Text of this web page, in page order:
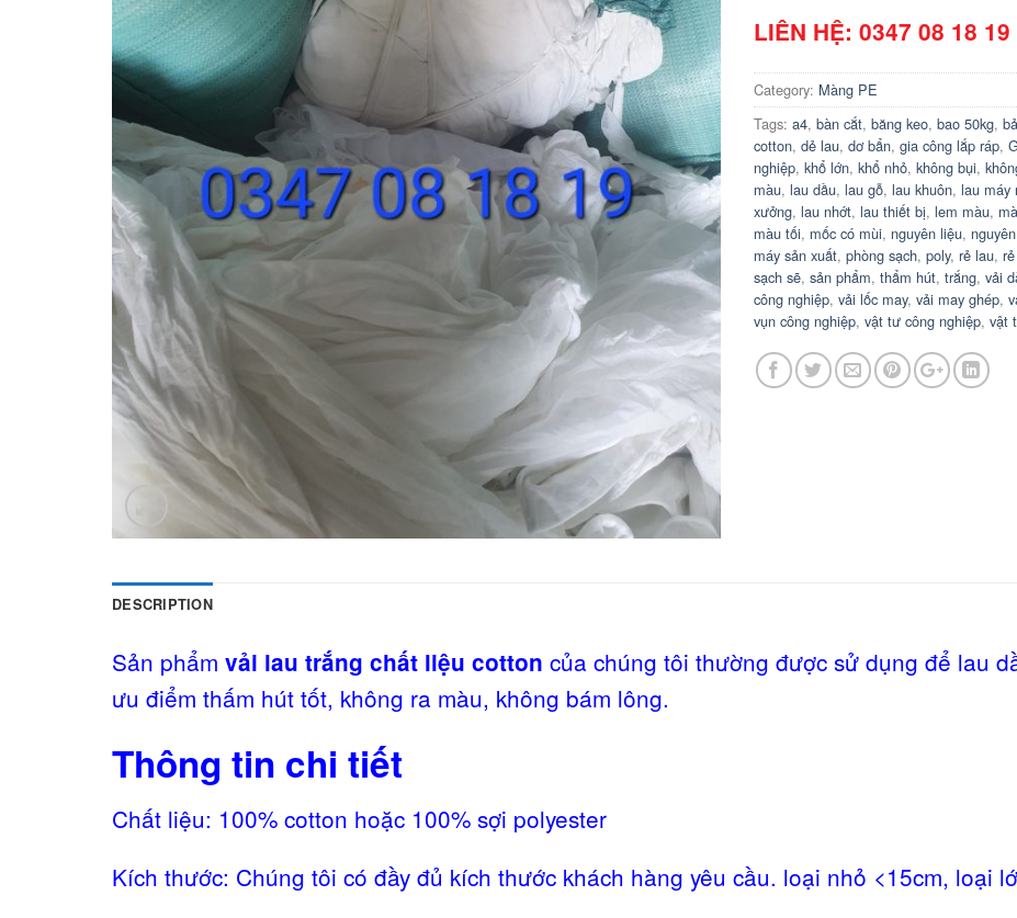
LIÊN HỆ: 0347 08 18 19
Category: Màng PE
Tags: a4, bàn cắt, băng keo, bao 50kg,
cotton, dẻ lau, dơ bẩn, gia công lắp ráp,
nghiệp, khổ lớn, khổ nhỏ, không bụi,
màu, lau dầu, lau gỗ, lau khuôn, lau máy
xưởng, lau nhớt, lau thiết bị, lem màu,
màu tối, mốc có mùi, nguyên liệu,
máy sản xuất, phòng sạch, poly, rẻ lau,
sạch sẽ, sản phẩm, thẩm hút, trắng, vải
công nghiệp, vải lốc may, vải may ghép,
vụn công nghiệp, vật tư công nghiệp, vật
DESCRIPTION
Sản phẩm vải lau trắng chất liệu cotton của chúng tôi thường được sử dụng để lau
ưu điểm thấm hút tốt, không ra màu, không bám lông.
Thông tin chi tiết
Chất liệu: 100% cotton hoặc 100% sợi polyester
Kích thước: Chúng tôi có đầy đủ kích thước khách hàng yêu cầu. loại nhỏ <15cm, loại